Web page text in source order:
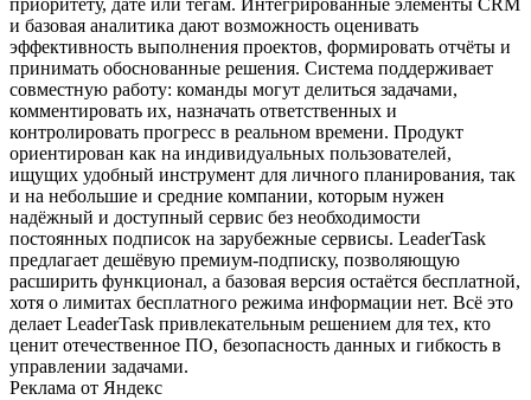
приоритету, дате или тегам. Интегрированные элементы CRM
и базовая аналитика дают возможность оценивать
эффективность выполнения проектов, формировать отчёты и
принимать обоснованные решения. Система поддерживает
совместную работу: команды могут делиться задачами,
комментировать их, назначать ответственных и
контролировать прогресс в реальном времени. Продукт
ориентирован как на индивидуальных пользователей,
ищущих удобный инструмент для личного планирования, так
и на небольшие и средние компании, которым нужен
надёжный и доступный сервис без необходимости
постоянных подписок на зарубежные сервисы. LeaderTask
предлагает дешёвую премиум‑подписку, позволяющую
расширить функционал, а базовая версия остаётся бесплатной,
хотя о лимитах бесплатного режима информации нет. Всё это
делает LeaderTask привлекательным решением для тех, кто
ценит отечественное ПО, безопасность данных и гибкость в
управлении задачами.
Реклама от Яндекс